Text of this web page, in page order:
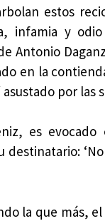
estos
infamia y
Antonio
en la
por las
es
destinatario:
la que más,